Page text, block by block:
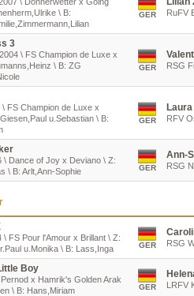
\ B:
GER RuFV
3
\ FS Champion de Luxe x
\ B: ZG
GER RSG
FS Champion de Luxe x
u.Sebastian \ B:
GER RFV
\ Dance of Joy x Deviano \ Z:
\ B: Arlt,Ann-Sophie
GER
Ann-
RSG
\ FS Pour l'Amour x Brillant \ Z:
u.Monika \ B: Lass,Inga
GER RSG
Boy
x Hamrik's Golden Arak
\ B: Hans,Miriam
GER LRFV